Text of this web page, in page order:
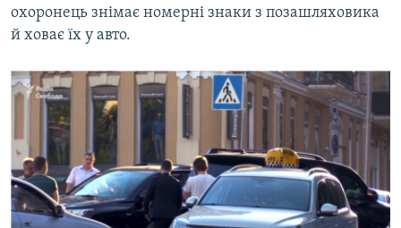
охоронець знімає номерні знаки з позашляховика
й ховає їх у авто.